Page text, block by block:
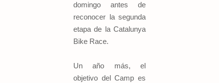
domingo antes de
reconocer la segunda
etapa de la Catalunya
Bike Race.
Un año más, el
objetivo del Camp es